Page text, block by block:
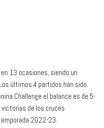
13 ocasiones, siendo un
últimos 4 partidos han sido
Challenge el balance es de 5-
de los cruces
2022-23.